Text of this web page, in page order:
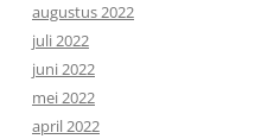
augustus 2022
juli 2022
juni 2022
mei 2022
april 2022